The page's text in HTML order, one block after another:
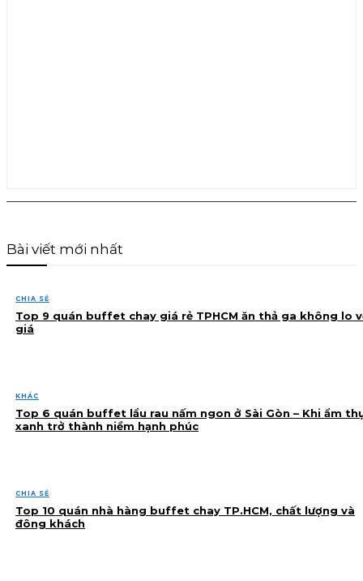
Bài viết mới nhất
CHIA SẺ
Top 9 quán buffet chay giá rẻ TPHCM ăn thả ga không lo
giá
KHÁC
Top 6 quán buffet lẩu rau nấm ngon ở Sài Gòn – Khi ẩm
xanh trở thành niềm hạnh phúc
CHIA SẺ
Top 10 quán nhà hàng buffet chay TP.HCM, chất lượng và
đông khách